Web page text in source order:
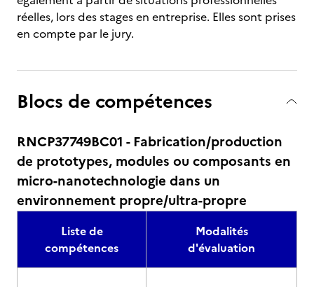
réelles, lors des stages en entreprise. Elles sont prises
en compte par le jury.
Blocs de compétences
RNCP37749BC01 - Fabrication/production
de prototypes, modules ou composants en
micro-nanotechnologie dans un
environnement propre/ultra-propre
Liste de
compétences
Modalités
d'évaluation